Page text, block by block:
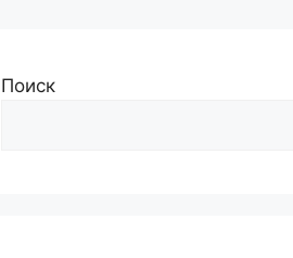
Поиск